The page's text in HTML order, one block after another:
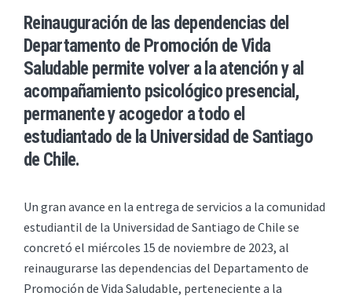
Reinauguración de las dependencias del
Departamento de Promoción de Vida
Saludable permite volver a la atención y al
acompañamiento psicológico presencial,
permanente y acogedor a todo el
estudiantado de la Universidad de Santiago
de Chile.
Un gran avance en la entrega de servicios a la comunidad
estudiantil de la Universidad de Santiago de Chile se
concretó el miércoles 15 de noviembre de 2023, al
reinaugurarse las dependencias del Departamento de
Promoción de Vida Saludable, perteneciente a la